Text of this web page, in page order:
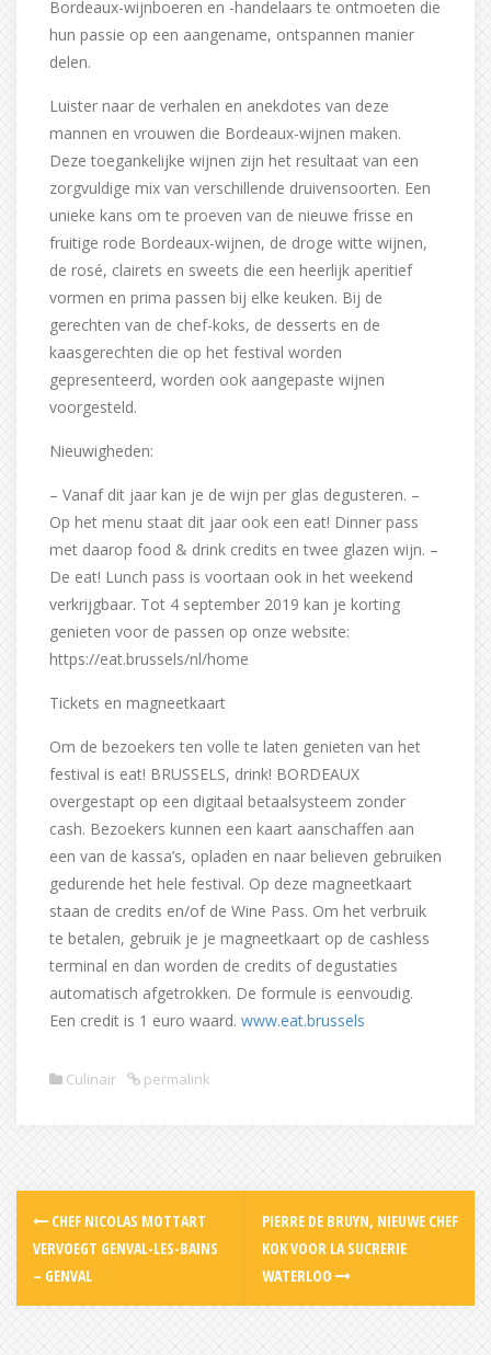
Bordeaux-wijnboeren en -handelaars te ontmoeten die
hun passie op een aangename, ontspannen manier
delen.
Luister naar de verhalen en anekdotes van deze
mannen en vrouwen die Bordeaux-wijnen maken.
Deze toegankelijke wijnen zijn het resultaat van een
zorgvuldige mix van verschillende druivensoorten. Een
unieke kans om te proeven van de nieuwe frisse en
fruitige rode Bordeaux-wijnen, de droge witte wijnen,
de rosé, clairets en sweets die een heerlijk aperitief
vormen en prima passen bij elke keuken. Bij de
gerechten van de chef-koks, de desserts en de
kaasgerechten die op het festival worden
gepresenteerd, worden ook aangepaste wijnen
voorgesteld.
Nieuwigheden:
– Vanaf dit jaar kan je de wijn per glas degusteren. –
Op het menu staat dit jaar ook een eat! Dinner pass
met daarop food & drink credits en twee glazen wijn. –
De eat! Lunch pass is voortaan ook in het weekend
verkrijgbaar. Tot 4 september 2019 kan je korting
genieten voor de passen op onze website:
https://eat.brussels/nl/home
Tickets en magneetkaart
Om de bezoekers ten volle te laten genieten van het
festival is eat! BRUSSELS, drink! BORDEAUX
overgestapt op een digitaal betaalsysteem zonder
cash. Bezoekers kunnen een kaart aanschaffen aan
een van de kassa’s, opladen en naar believen gebruiken
gedurende het hele festival. Op deze magneetkaart
staan de credits en/of de Wine Pass. Om het verbruik
te betalen, gebruik je je magneetkaart op de cashless
terminal en dan worden de credits of degustaties
automatisch afgetrokken. De formule is eenvoudig.
Een credit is 1 euro waard. www.eat.brussels
Culinair permalink
Post
navigation
CHEF NICOLAS MOTTART
VERVOEGT GENVAL-LES-BAINS
– GENVAL
PIERRE DE BRUYN, NIEUWE CHEF
KOK VOOR LA SUCRERIE
WATERLOO